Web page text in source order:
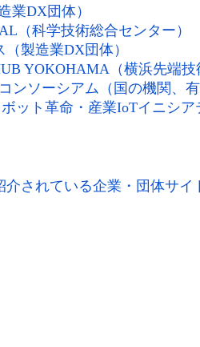
業DX団体）
（科学技術総合センター）
（製造業DX団体）
YOKOHAMA（横浜先端
ンソーシアム（国の機関、
ット革命・産業IoTイニシ
介されている企業・団体サイ